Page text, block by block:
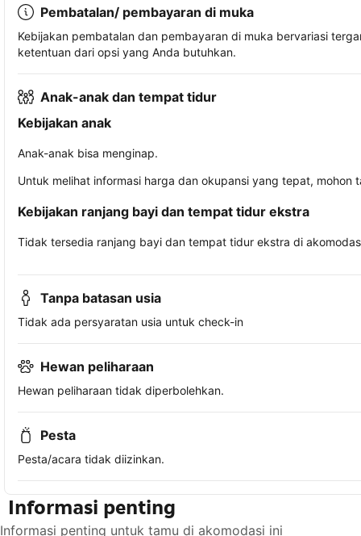
Pembatalan/ pembayaran di muka
Kebijakan pembatalan dan pembayaran di muka bervariasi
ketentuan dari opsi yang Anda butuhkan.
Anak-anak dan tempat tidur
Kebijakan anak
Anak-anak bisa menginap.
Untuk melihat informasi harga dan okupansi yang tepat,
Kebijakan ranjang bayi dan tempat tidur ekstra
Tidak tersedia ranjang bayi dan tempat tidur ekstra di
Tanpa batasan usia
Tidak ada persyaratan usia untuk check-in
Hewan peliharaan
Hewan peliharaan tidak diperbolehkan.
Pesta
Pesta/acara tidak diizinkan.
Informasi penting
Informasi penting untuk tamu di akomodasi ini